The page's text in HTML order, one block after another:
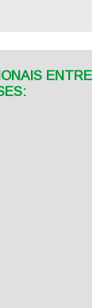
ENTRE